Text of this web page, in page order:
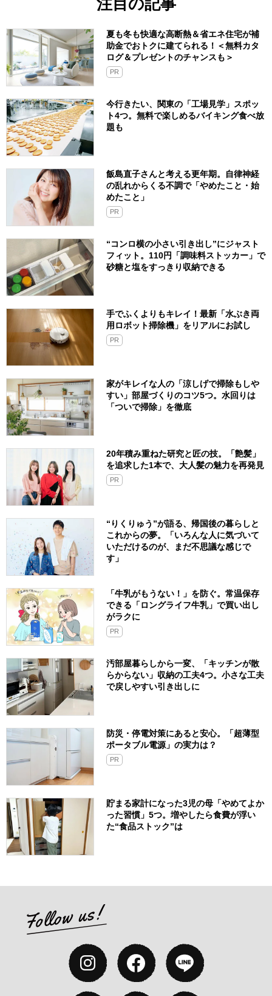
注目の記事
夏も冬も快適な高断熱＆省エネ住宅が補
助金でおトクに建てられる！＜無料カタ
ログ＆プレゼントのチャンスも＞
PR
今行きたい、関東の「工場見学」スポッ
ト4つ。無料で楽しめるバイキング食べ放
題も
飯島直子さんと考える更年期。自律神経
の乱れからくる不調で「やめたこと・始
めたこと」
PR
“コンロ横の小さい引き出し”にジャスト
フィット。110円「調味料ストッカー」で
砂糖と塩をすっきり収納できる
手でふくよりもキレイ！最新「水ぶき両
用ロボット掃除機」をリアルにお試し
PR
家がキレイな人の「涼しげで掃除もしや
すい」部屋づくりのコツ5つ。水回りは
「ついで掃除」を徹底
20年積み重ねた研究と匠の技。「艶髪」
を追求した1本で、大人髪の魅力を再発見
PR
“りくりゅう”が語る、帰国後の暮らしと
これからの夢。「いろんな人に気づいて
いただけるのが、まだ不思議な感じで
す」
「牛乳がもうない！」を防ぐ。常温保存
できる「ロングライフ牛乳」で買い出し
がラクに
PR
汚部屋暮らしから一変、「キッチンが散
らからない」収納の工夫4つ。小さな工夫
で戻しやすい引き出しに
防災・停電対策にあると安心。「超薄型
ポータブル電源」の実力は？​
PR
貯まる家計になった3児の母「やめてよか
った習慣」5つ。増やしたら食費が浮い
た“食品ストック”は